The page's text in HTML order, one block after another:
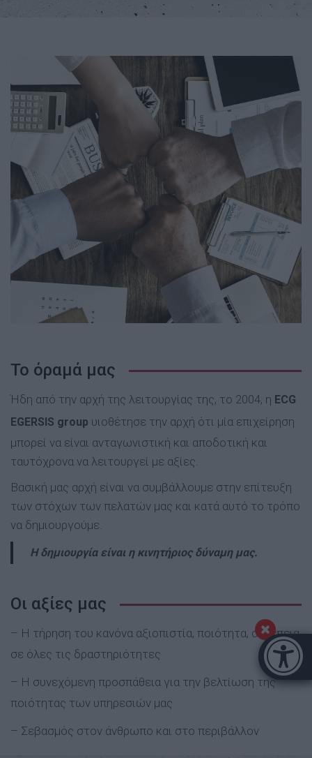
Μπάρα
Το όραμά μας
Ήδη από την αρχή της λειτουργίας της, το 2004, η ECG
EGERSIS group υιοθέτησε την αρχή ότι μία επιχείρηση
μπορεί να είναι ανταγωνιστική και αποδοτική και
ταυτόχρονα να λειτουργεί με αξίες.
Βασική μας αρχή είναι να συμβάλλουμε στην επίτευξη
των στόχων των πελατών μας και κατά αυτό το τρόπο
να δημιουργούμε.
Η δημιουργία είναι η κινητήριος δύναμη μας.
Οι αξίες μας
– Η τήρηση του κανόνα αξιοπιστία, ποιότητα, συνέπεια
σε όλες τις δραστηριότητες
– Η συνεχόμενη προσπάθεια για την βελτίωση της
ποιότητας των υπηρεσιών μας
– Σεβασμός στον άνθρωπο και στο περιβάλλον